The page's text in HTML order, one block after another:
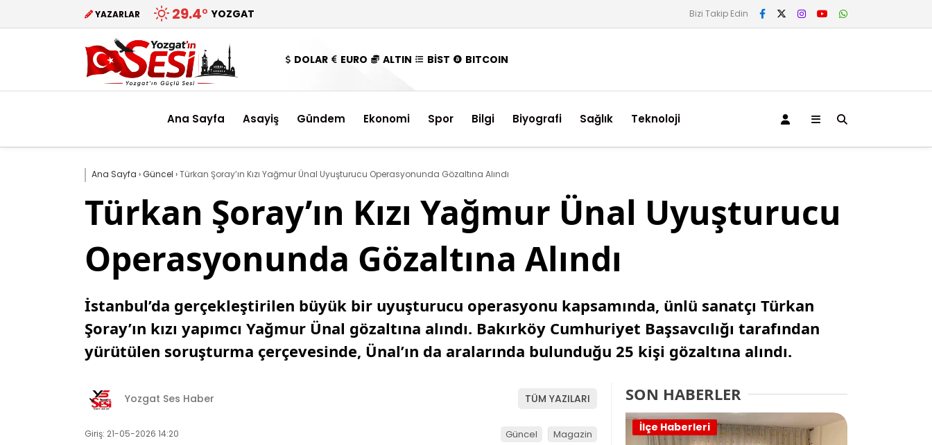
YAZARLAR 29.4° YOZGAT Bizi Takip Edin
DOLAR EURO ALTIN BİST BITCOIN
Ana Sayfa Asayiş Gündem Ekonomi Spor Bilgi Biyografi Sağlık Teknoloji
Ana Sayfa ›Güncel ›Türkan Şoray’ın Kızı Yağmur Ünal Uyuşturucu Operasyonunda Gözaltına Alındı
Türkan Şoray’ın Kızı Yağmur Ünal Uyuşturucu
Operasyonunda Gözaltına Alındı
İstanbul’da gerçekleştirilen büyük bir uyuşturucu operasyonu kapsamında, ünlü sanatçı Türkan
Şoray’ın kızı yapımcı Yağmur Ünal gözaltına alındı. Bakırköy Cumhuriyet Başsavcılığı tarafından
yürütülen soruşturma çerçevesinde, Ünal’ın da aralarında bulunduğu 25 kişi gözaltına alındı.
Yozgat Ses Haber TÜM YAZILARI
Giriş: 21-05-2026 14:20 Güncel Magazin
SON HABERLER
İlçe Haberleri